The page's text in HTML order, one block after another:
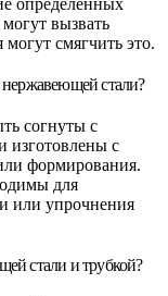
определенных
вызвать
смягчить это.
нержавеющей стали?
согнуты с
изготовлены с
формирования.
для
или упрочнения
стали и трубкой?